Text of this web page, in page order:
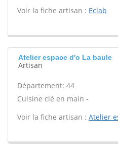
Voir la fiche artisan : Eclab
Atelier espace d'o La baule
Artisan
Département: 44
Cuisine clé en main -
Voir la fiche artisan : Atelier